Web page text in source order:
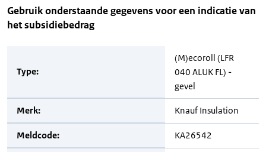
Gebruik onderstaande gegevens voor een indicatie van
het subsidiebedrag
Type:
(M)ecoroll (LFR
040 ALUK FL) -
gevel
Merk: Knauf Insulation
Meldcode: KA26542